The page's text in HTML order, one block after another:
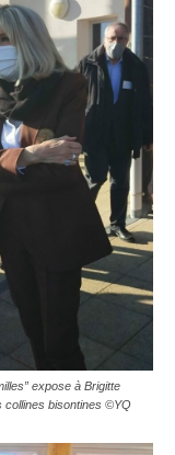
expose à Brigitte
collines bisontines ©YQ